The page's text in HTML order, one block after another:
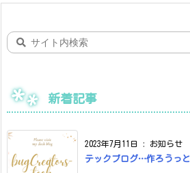
新着記事
2023年7月11日 : お知らせ
テックブログ…作ろうっと